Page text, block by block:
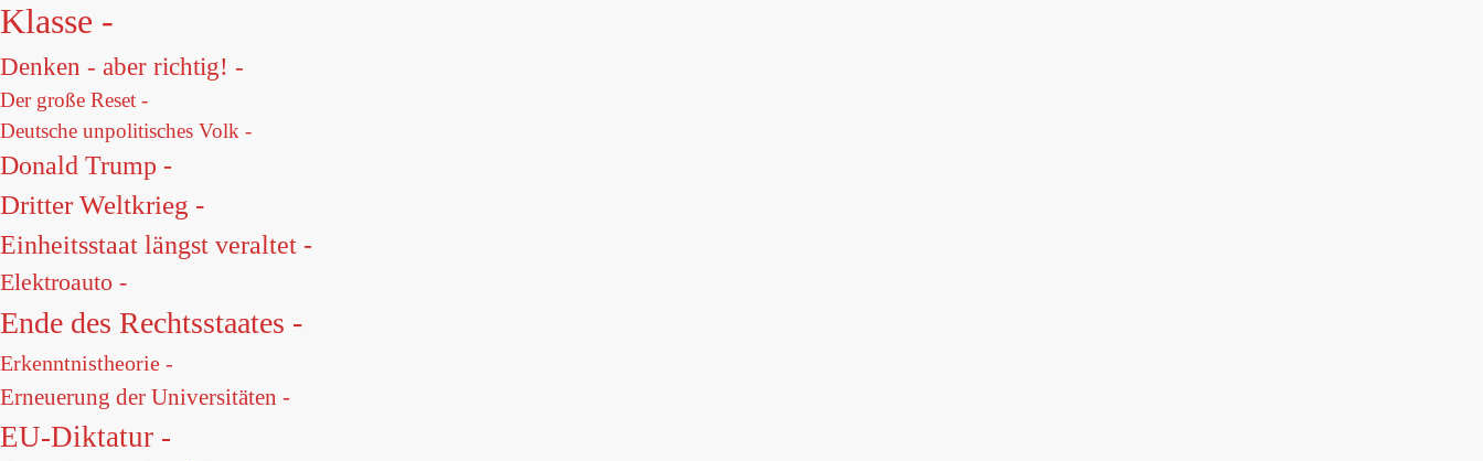
Klasse -
Denken - aber richtig! -
Der große Reset -
Deutsche unpolitisches Volk -
Donald Trump -
Dritter Weltkrieg -
Einheitsstaat längst veraltet -
Elektroauto -
Ende des Rechtsstaates -
Erkenntnistheorie -
Erneuerung der Universitäten -
EU-Diktatur -